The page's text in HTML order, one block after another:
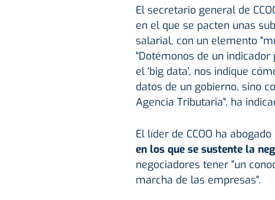
El secretario general de
en el que se pacten unas
salarial, con un elemento
"Dotémonos de un
el 'big data', nos indique
datos de un gobierno, sino
Agencia Tributaria", ha
El líder de CCOO ha
en los que se sustente la
negociadores tener "un
marcha de las empresas".